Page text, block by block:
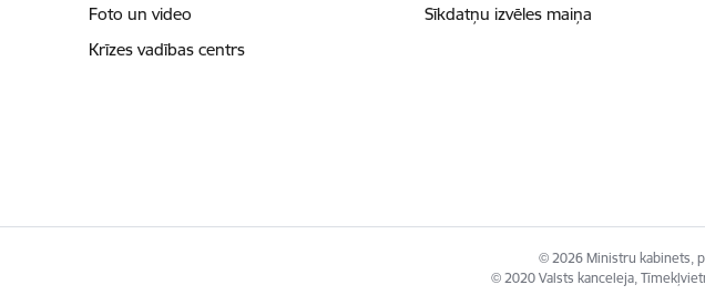
Foto un video
Krīzes vadības centrs
Sīkdatņu izvēles maiņa
© 2026 Ministru kabinets,
© 2020 Valsts kanceleja,